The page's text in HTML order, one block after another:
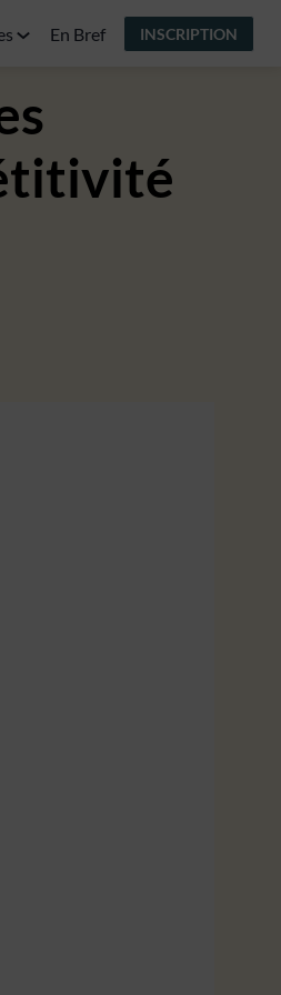
En Bref INSCRIPTION